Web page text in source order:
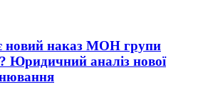
новий наказ МОН групи
Юридичний аналіз нової